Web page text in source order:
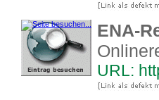
ENA-
URL: